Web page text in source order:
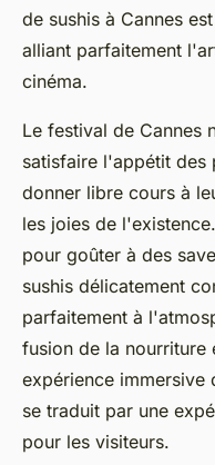
de sushis à Cannes
alliant parfaitement
cinéma.
Le festival de Cannes
satisfaire l'appétit des
donner libre cours à
les joies de
pour goûter à des
sushis délicatement
parfaitement à
fusion de la nourriture
expérience immersive
se traduit par une
pour les visiteurs.